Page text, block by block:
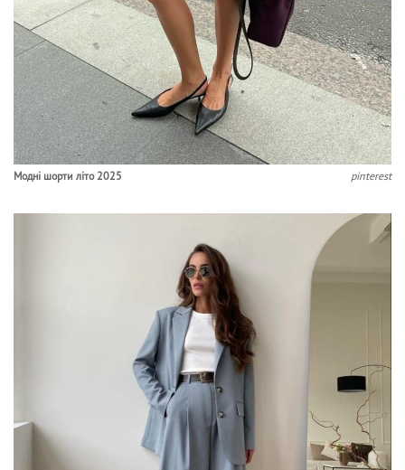
Модні шорти літо 2025 pinterest